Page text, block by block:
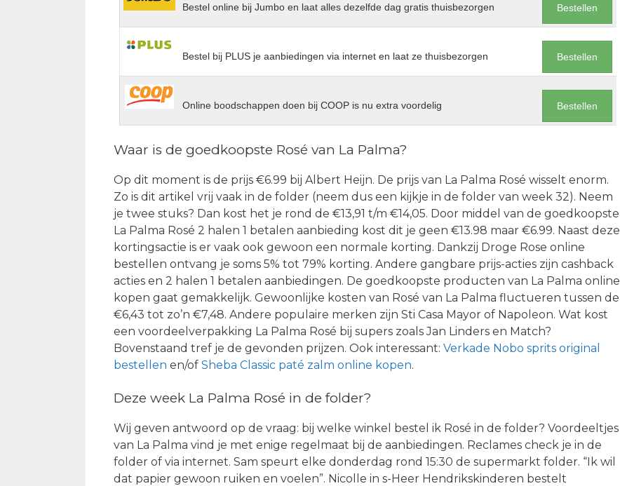
Bestel online bij Jumbo en laat alles dezelfde dag gratis thuisbezorgen Bestellen
Bestel bij PLUS je aanbiedingen via internet en laat ze thuisbezorgen Bestellen
Online boodschappen doen bij COOP is nu extra voordelig Bestellen
Waar is de goedkoopste Rosé van La Palma?
Op dit moment is de prijs €6.99 bij Albert Heijn. De prijs van La Palma Rosé wisselt enorm.
Zo is dit artikel vrij vaak in de folder (neem dus een kijkje in de folder van week 32). Neem
je twee stuks? Dan kost het je rond de €13,91 t/m €14,05. Door middel van de goedkoopste
La Palma Rosé 2 halen 1 betalen aanbieding kost dit je geen €13.98 maar €6.99. Naast deze
kortingsactie is er vaak ook gewoon een normale korting. Dankzij Droge Rose online
bestellen ontvang je soms 5% tot 79% korting. Andere gangbare prijs-acties zijn cashback
acties en 2 halen 1 betalen aanbiedingen. De goedkoopste producten van La Palma online
kopen gaat gemakkelijk. Gewoonlijke kosten van Rosé van La Palma fluctueren tussen de
€6,43 tot zo’n €7,48. Andere populaire merken zijn Sti Casa Mayor of Napoleon. Wat kost
een voordeelverpakking La Palma Rosé bij supers zoals Jan Linders en Match?
Bovenstaand tref je de gevonden prijzen. Ook interessant: Verkade Nobo sprits original
bestellen en/of Sheba Classic paté zalm online kopen.
Deze week La Palma Rosé in de folder?
Wij geven antwoord op de vraag: bij welke winkel bestel ik Rosé in de folder? Voordeeltjes
van La Palma vind je met enige regelmaat bij de aanbiedingen. Reclames check je in de
folder of via internet. Sam speurt elke donderdag rond 15:30 de supermarkt folder. “Ik wil
dat papier gewoon ruiken en voelen”. Nicolle in s-Heer Hendrikskinderen bestelt